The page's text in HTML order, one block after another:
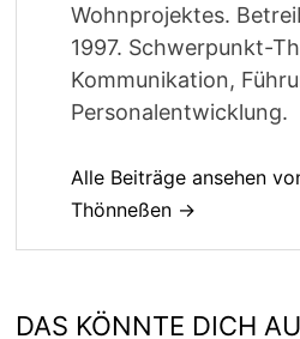
Wohnprojektes.
1997. Schwerpunkt-
Kommunikation,
Personalentwicklung.
Alle Beiträge ansehen
Thönneßen →
DAS KÖNNTE DICH